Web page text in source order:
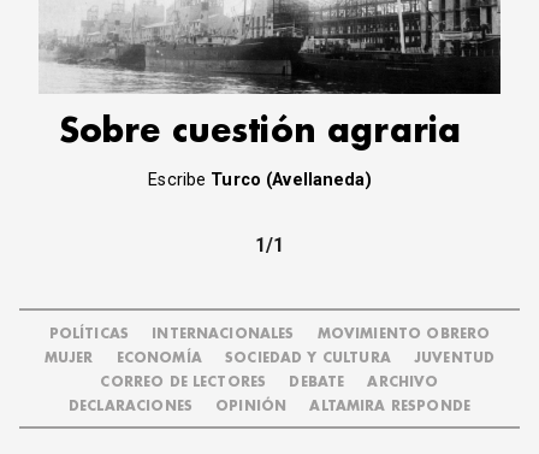
Sobre cuestión agraria
Escribe Turco (Avellaneda)
1/1
POLÍTICAS INTERNACIONALES
MOVIMIENTO OBRERO
MUJER
ECONOMÍA SOCIEDAD Y CULTURA
JUVENTUD
CORREO DE LECTORES
DEBATE
ARCHIVO
DECLARACIONES
OPINIÓN ALTAMIRA RESPONDE